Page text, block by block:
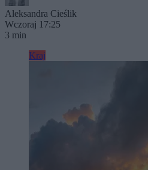
Aleksandra Cieślik
Wczoraj 17:25
3 min
Kraj